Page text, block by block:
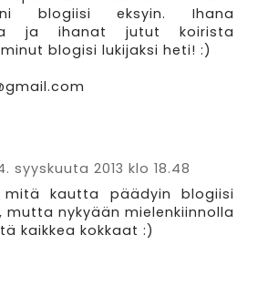
blogiisi eksyin. Ihana
ja ihanat jutut koirista
blogisi lukijaksi heti! :)
syyskuuta 2013 klo 18.48
mitä kautta päädyin blogiisi
mutta nykyään mielenkiinnolla
kaikkea kokkaat :)